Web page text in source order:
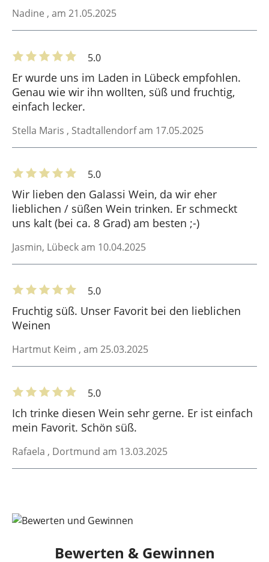
Nadine , am 21.05.2025
5.0
Er wurde uns im Laden in Lübeck empfohlen.
Genau wie wir ihn wollten, süß und fruchtig,
einfach lecker.
Stella Maris , Stadtallendorf am 17.05.2025
5.0
Wir lieben den Galassi Wein, da wir eher
lieblichen / süßen Wein trinken. Er schmeckt
uns kalt (bei ca. 8 Grad) am besten ;-)
Jasmin, Lübeck am 10.04.2025
5.0
Fruchtig süß. Unser Favorit bei den lieblichen
Weinen
Hartmut Keim , am 25.03.2025
5.0
Ich trinke diesen Wein sehr gerne. Er ist einfach
mein Favorit. Schön süß.
Rafaela , Dortmund am 13.03.2025
Bewerten & Gewinnen